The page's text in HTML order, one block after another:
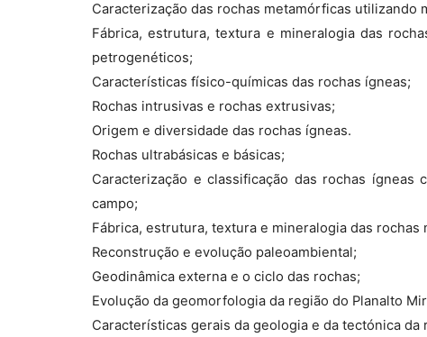
Caracterização das rochas metamórficas utilizando
Fábrica, estrutura, textura e mineralogia das
petrogenéticos;
Características físico-químicas das rochas ígneas;
Rochas intrusivas e rochas extrusivas;
Origem e diversidade das rochas ígneas.
Rochas ultrabásicas e básicas;
Caracterização e classificação das rochas
campo;
Fábrica, estrutura, textura e mineralogia das rochas
Reconstrução e evolução paleoambiental;
Geodinâmica externa e o ciclo das rochas;
Evolução da geomorfologia da região do Planalto
Características gerais da geologia e da tectónica da